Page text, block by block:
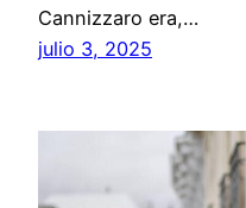
Cannizzaro era,…
julio 3, 2025